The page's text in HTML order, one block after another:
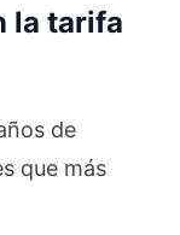
la tarifa
de
que más